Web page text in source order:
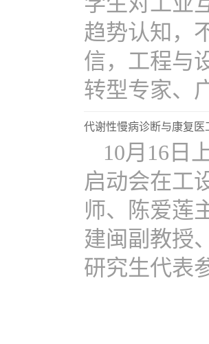
趋势认知，
信，工程与
转型专家、
代谢性慢病诊断与康复
10月16日
启动会在工
师、陈爱莲
建闽副教授
研究生代表